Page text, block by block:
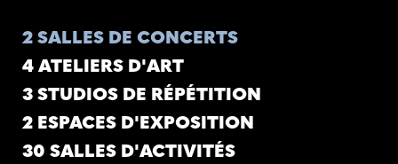
2 SALLES DE CONCERTS
4 ATELIERS D'ART
3 STUDIOS DE RÉPÉTITION
2 ESPACES D'EXPOSITION
30 SALLES D'ACTIVITÉS